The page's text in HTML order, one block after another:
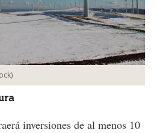
)
inversiones de al menos 10